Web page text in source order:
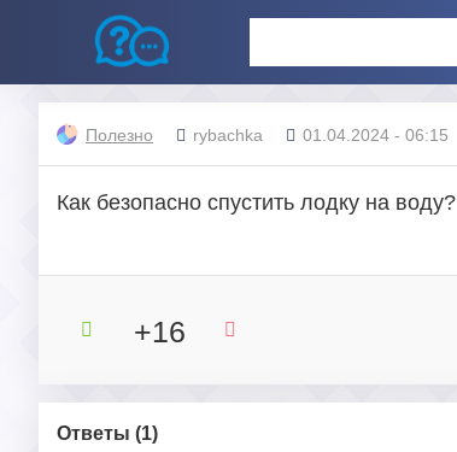
Полезно rybachka 01.04.2024 - 06:15
Как безопасно спустить лодку на воду?
+16
Ответы (1)